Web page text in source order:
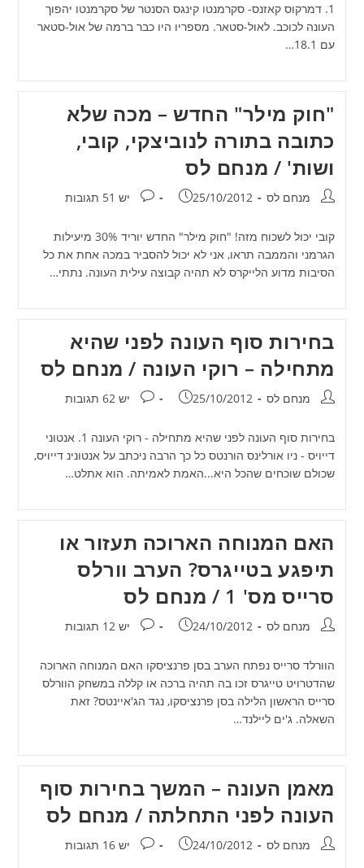
1. דמרקוס קאזנס- סקרמנטו קינגס הסנטר של סקרמנטו יהפוך
העונה לכוכב. לאול-סטאר. מספריו היו כבר ברמה של אול-סטאר
עם 18.1…
"חוק מילר" החדש – מכה שלא
כתובה בתורה לנוביצקי, קובי,
ושות' / מנחם לס
מחבר:מנחם לס פורסם:
25/10/2012 תגובות:
יש 51 תגובות
קובי יכול לשכוח מזה! "חוק מילר" החדש יוריד 30% מיעילות
הגרמני והממבה תראו, אני לא יכול להסביר במכה אחת את כל
הסיבות מדוע הלייקרס לא תהיה קבוצה עילית העונה. נתתי…
בחירות סוף העונה לפני שהיא
מתחילה – רוקי העונה / מנחם לס
מחבר:מנחם לס פורסם:
25/10/2012 תגובות:
יש 62 תגובות
בחירות סוף העונה לפני שהיא מתחילה - רוקי העונה 1. אנטוני
דייויס - ניו אורלינס הורנטס כל כך הרבה ניכתב על אנטונינ דייויס,
שכולם שוכחים שהכל היא...האמת לאמיתה. הוא אתלט…
האם המנוחה הארוכה תעזור או
תיפגע בטייגרס? הערב וורלס
סרייס מס' 1 / מנחם לס
מחבר:מנחם לס פורסם:
24/10/2012 תגובות:
יש 12 תגובות
הוורלד סרייס נפתח הערב בסן פרנציסקו האם המנוחה הארוכה
שהדטרויט טייגרס זכו בה תהיה ברכה או קללה במשחק הוורלס
סרייס הראשון הלילה בסן פרנציסקו, נגד הג'איינטס? זאת
השאלה. ג'ים ליילנד…
מאמן העונה – המשך בחירות סוף
העונה לפני התחלתה / מנחם לס
מחבר:מנחם לס פורסם:
24/10/2012 תגובות:
יש 16 תגובות